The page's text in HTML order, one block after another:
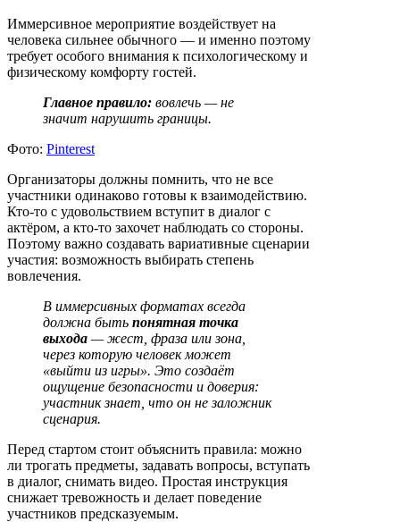
Иммерсивное мероприятие воздействует на
человека сильнее обычного — и именно поэтому
требует особого внимания к психологическому и
физическому комфорту гостей.
Главное правило: вовлечь — не
значит нарушить границы.
Фото: Pinterest
Организаторы должны помнить, что не все
участники одинаково готовы к взаимодействию.
Кто-то с удовольствием вступит в диалог с
актёром, а кто-то захочет наблюдать со стороны.
Поэтому важно создавать вариативные сценарии
участия: возможность выбирать степень
вовлечения.
В иммерсивных форматах всегда
должна быть понятная точка
выхода — жест, фраза или зона,
через которую человек может
«выйти из игры». Это создаёт
ощущение безопасности и доверия:
участник знает, что он не заложник
сценария.
Перед стартом стоит объяснить правила: можно
ли трогать предметы, задавать вопросы, вступать
в диалог, снимать видео. Простая инструкция
снижает тревожность и делает поведение
участников предсказуемым.